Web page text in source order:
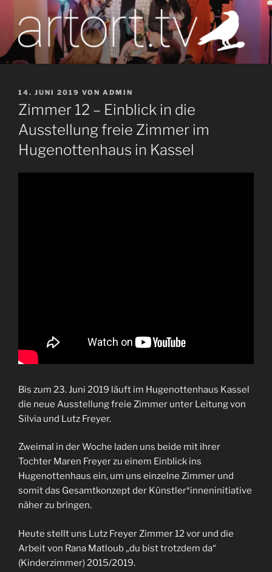
Inhalt
springen
artort.tv
Berichte vom Tatort der Kunst
VERÖFFENTLICHT
AM
14. JUNI 2019 VON ADMIN
Zimmer 12 – Einblick in die
Ausstellung freie Zimmer im
Hugenottenhaus in Kassel
Bis zum 23. Juni 2019 läuft im Hugenottenhaus Kassel
die neue Ausstellung freie Zimmer unter Leitung von
Silvia und Lutz Freyer.
Zweimal in der Woche laden uns beide mit ihrer
Tochter Maren Freyer zu einem Einblick ins
Hugenottenhaus ein, um uns einzelne Zimmer und
somit das Gesamtkonzept der Künstler*inneninitiative
näher zu bringen.
Heute stellt uns Lutz Freyer Zimmer 12 vor und die
Arbeit von Rana Matloub „du bist trotzdem da“
(Kinderzimmer) 2015/2019.